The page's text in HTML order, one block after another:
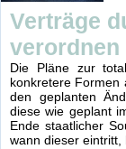
Verträge
verordnen
Die Pläne zur
konkretere Formen
den geplanten
diese wie geplant
Ende staatlicher
wann dieser eintritt,